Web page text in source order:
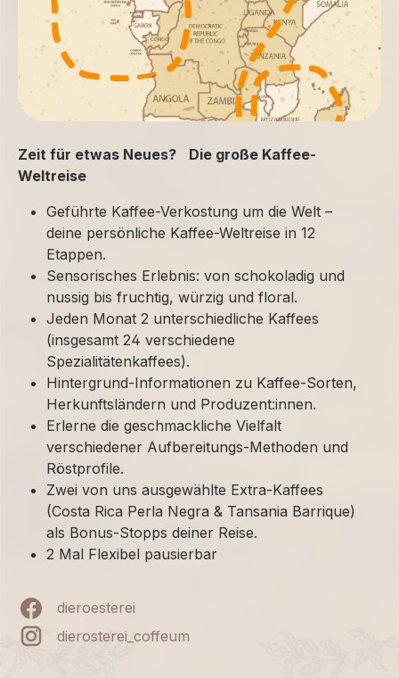
Zeit für etwas Neues? Die große Kaffee-
Weltreise
Geführte Kaffee-Verkostung um die Welt –
deine persönliche Kaffee-Weltreise in 12
Etappen.
Sensorisches Erlebnis: von schokoladig und
nussig bis fruchtig, würzig und floral.
Jeden Monat 2 unterschiedliche Kaffees
(insgesamt 24 verschiedene
Spezialitätenkaffees).
Hintergrund-Informationen zu Kaffee-Sorten,
Herkunftsländern und Produzent:innen.
Erlerne die geschmackliche Vielfalt
verschiedener Aufbereitungs-Methoden und
Röstprofile.
Zwei von uns ausgewählte Extra-Kaffees
(Costa Rica Perla Negra & Tansania Barrique)
als Bonus-Stopps deiner Reise.
2 Mal Flexibel pausierbar
dieroesterei
dierosterei_coffeum